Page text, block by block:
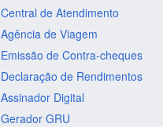
Central de Atendimento
Agência de Viagem
Emissão de Contra-cheques
Declaração de Rendimentos
Assinador Digital
Gerador GRU